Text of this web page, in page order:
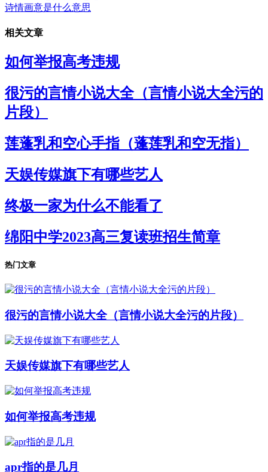
诗情画意是什么意思
相关文章
如何举报高考违规
很污的言情小说大全（言情小说大全污的
片段）
莲蓬乳和空心手指（蓬莲乳和空无指）
天娱传媒旗下有哪些艺人
终极一家为什么不能看了
绵阳中学2023高三复读班招生简章
热门文章
很污的言情小说大全（言情小说大全污的片段）
天娱传媒旗下有哪些艺人
如何举报高考违规
apr指的是几月